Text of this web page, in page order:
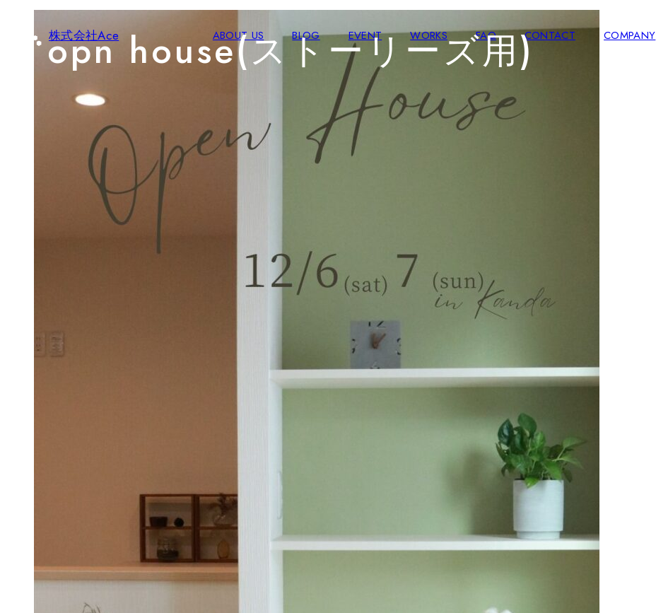
株式会社Ace ABOUT US BLOG EVENT WORKS FAQ CONTACT COMPANY
opn house(ストーリーズ用)